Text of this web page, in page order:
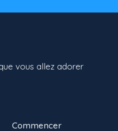
vous allez adorer
Commencer